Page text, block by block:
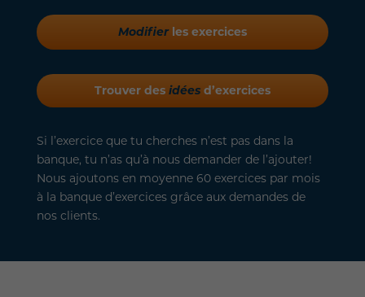
Modifierles exercices
Trouver des idéesd’exercices
Si l’exercice que tu cherches n’est pas dans la
banque, tu n’as qu’à nous demander de l’ajouter!
Nous ajoutons en moyenne 60 exercices par mois
à la banque d’exercices grâce aux demandes de
nos clients.